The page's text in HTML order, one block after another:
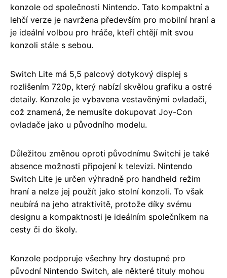
konzole od společnosti Nintendo. Tato kompaktní a
lehčí verze je navržena především pro mobilní hraní a
je ideální volbou pro hráče, kteří chtějí mít svou
konzoli stále s sebou.
Switch Lite má 5,5 palcový dotykový displej s
rozlišením 720p, který nabízí skvělou grafiku a ostré
detaily. Konzole je vybavena vestavěnými ovladači,
což znamená, že nemusíte dokupovat Joy-Con
ovladače jako u původního modelu.
Důležitou změnou oproti původnímu Switchi je také
absence možnosti připojení k televizi. Nintendo
Switch Lite je určen výhradně pro handheld režim
hraní a nelze jej použít jako stolní konzoli. To však
neubírá na jeho atraktivitě, protože díky svému
designu a kompaktnosti je ideálním společníkem na
cesty či do školy.
Konzole podporuje všechny hry dostupné pro
původní Nintendo Switch, ale některé tituly mohou